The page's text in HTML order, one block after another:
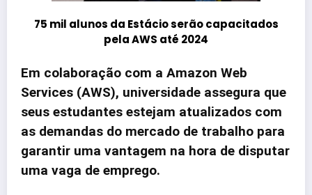
75 mil alunos da Estácio serão capacitados
pela AWS até 2024
Em colaboração com a Amazon Web
Services (AWS), universidade assegura que
seus estudantes estejam atualizados com
as demandas do mercado de trabalho para
garantir uma vantagem na hora de disputar
uma vaga de emprego.